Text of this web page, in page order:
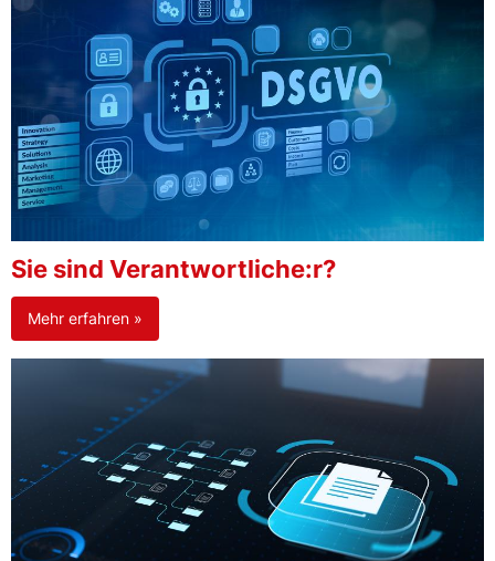
Sie sind Verantwortliche:r?
Mehr erfahren »